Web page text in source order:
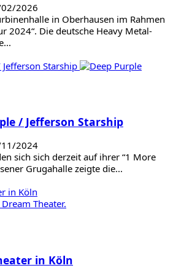
2026
in Oberhausen im Rahmen
2024“. Die deutsche Heavy Metal-
Starship
/ Jefferson Starship
2024
sich sich derzeit auf ihrer “1 More
Grugahalle zeigte die...
in Köln
in Köln